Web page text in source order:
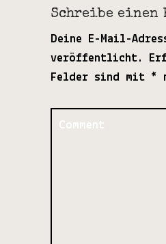
Schreibe einen
Deine E-Mail-
veröffentlicht.
Felder sind mit *